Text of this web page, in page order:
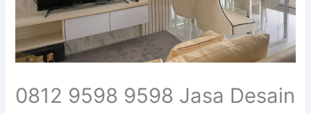
0812 9598 9598 Jasa Desain